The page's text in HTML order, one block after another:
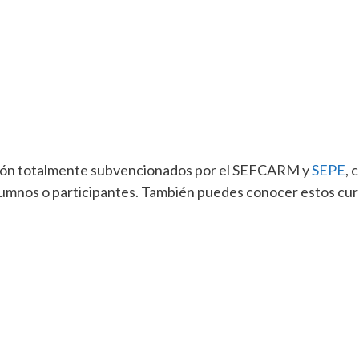
totalmente subvencionados por el SEFCARM ySEPE,
o participantes. También puedes conocer estos